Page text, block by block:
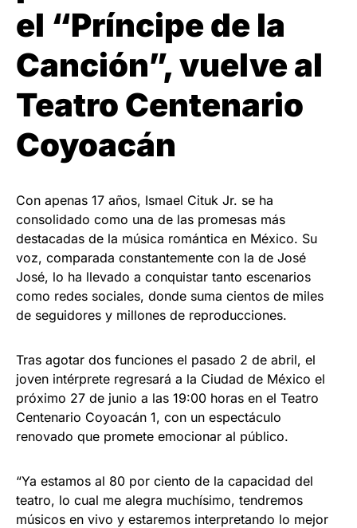
el “Príncipe de la
Canción”, vuelve al
Teatro Centenario
Coyoacán
Con apenas 17 años, Ismael Cituk Jr. se ha
consolidado como una de las promesas más
destacadas de la música romántica en México. Su
voz, comparada constantemente con la de José
José, lo ha llevado a conquistar tanto escenarios
como redes sociales, donde suma cientos de miles
de seguidores y millones de reproducciones.
Tras agotar dos funciones el pasado 2 de abril, el
joven intérprete regresará a la Ciudad de México el
próximo 27 de junio a las 19:00 horas en el Teatro
Centenario Coyoacán 1, con un espectáculo
renovado que promete emocionar al público.
“Ya estamos al 80 por ciento de la capacidad del
teatro, lo cual me alegra muchísimo, tendremos
músicos en vivo y estaremos interpretando lo mejor